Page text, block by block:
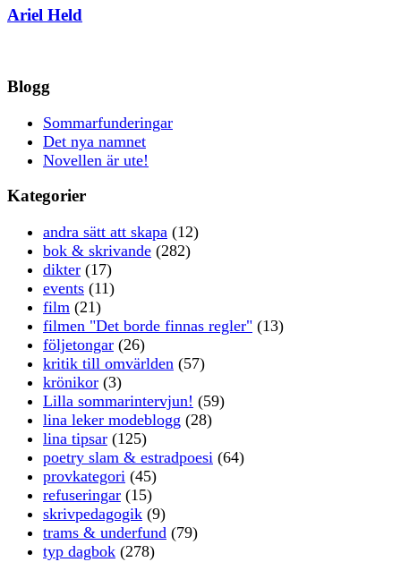
Ariel Held
Blogg
Sommarfunderingar
Det nya namnet
Novellen är ute!
Kategorier
andra sätt att skapa (12)
bok & skrivande (282)
dikter (17)
events (11)
film (21)
filmen "Det borde finnas regler" (13)
följetongar (26)
kritik till omvärlden (57)
krönikor (3)
Lilla sommarintervjun! (59)
lina leker modeblogg (28)
lina tipsar (125)
poetry slam & estradpoesi (64)
provkategori (45)
refuseringar (15)
skrivpedagogik (9)
trams & underfund (79)
typ dagbok (278)